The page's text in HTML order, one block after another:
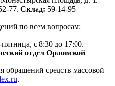
77. Склад: 59-14-95
по всем вопросам:
с 8:30 до 17:00.
отдел Орловской
обращений средств массовой
.